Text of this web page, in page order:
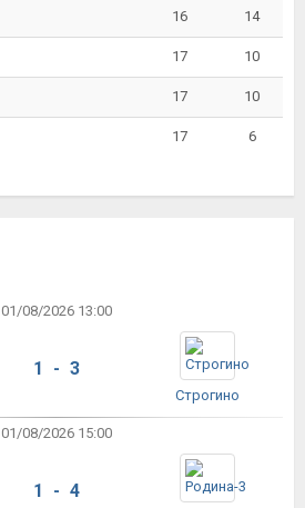
16 14
17 10
17 10
17 6
01/08/2026 13:00
1 - 3
Строгино
01/08/2026 15:00
1 - 4